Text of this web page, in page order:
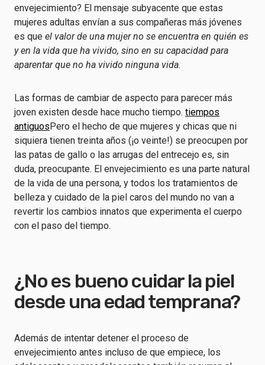
envejecimiento? El mensaje subyacente que estas
mujeres adultas envían a sus compañeras más jóvenes
es que el valor de una mujer no se encuentra en quién es
y en la vida que ha vivido, sino en su capacidad para
aparentar que no ha vivido ninguna vida.
Las formas de cambiar de aspecto para parecer más
joven existen desde hace mucho tiempo. tiempos
antiguosPero el hecho de que mujeres y chicas que ni
siquiera tienen treinta años (¡o veinte!) se preocupen por
las patas de gallo o las arrugas del entrecejo es, sin
duda, preocupante. El envejecimiento es una parte natural
de la vida de una persona, y todos los tratamientos de
belleza y cuidado de la piel caros del mundo no van a
revertir los cambios innatos que experimenta el cuerpo
con el paso del tiempo.
¿No es bueno cuidar la piel
desde una edad temprana?
Además de intentar detener el proceso de
envejecimiento antes incluso de que empiece, los